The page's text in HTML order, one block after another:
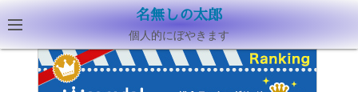
名無しの太郎
個人的にぼやきます